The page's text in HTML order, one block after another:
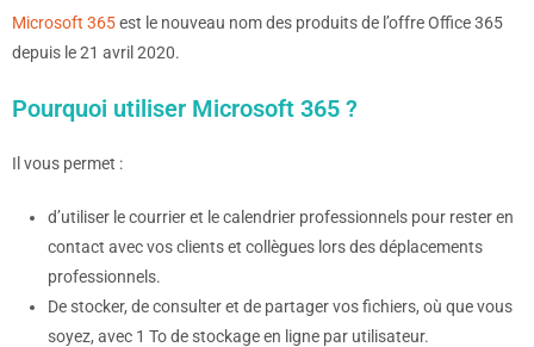
Microsoft 365est le nouveau nom des produits de l’offre Office 365
depuis le 21 avril 2020.
Pourquoi utiliser Microsoft 365 ?
Il vous permet :
d’utiliser le courrier et le calendrier professionnels pour rester en
contact avec vos clients et collègues lors des déplacements
professionnels.
De stocker, de consulter et de partager vos fichiers, où que vous
soyez, avec 1 To de stockage en ligne par utilisateur.